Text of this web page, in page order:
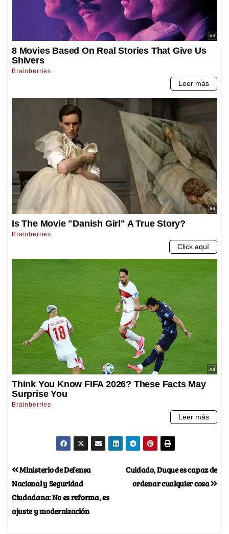
Cuidado, Duque es capaz de
ordenar cualquier cosa
Ministerio de Defensa
Nacional y Seguridad
Ciudadana: No es reforma, es
ajuste y modernización